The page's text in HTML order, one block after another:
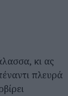
κι ας
πλευρά